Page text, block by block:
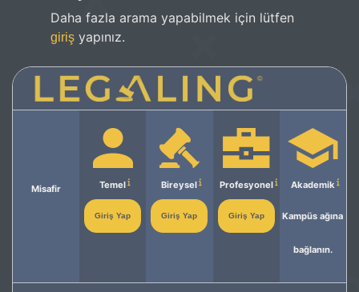
Daha fazla arama yapabilmek için lütfen
giriş yapınız.
Misafir Temel
Giriş Yap
Bireysel
Giriş Yap
Profesyonel
Giriş Yap
Akademik
Kampüs ağına
bağlanın.